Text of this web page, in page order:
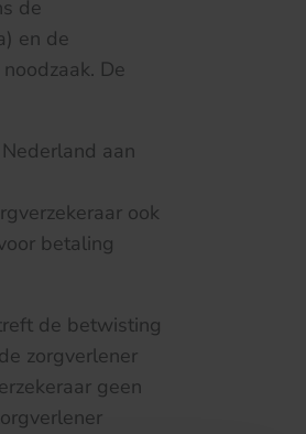
de
en de
De
aan
ook
betaling
de betwisting
zorgverlener
geen